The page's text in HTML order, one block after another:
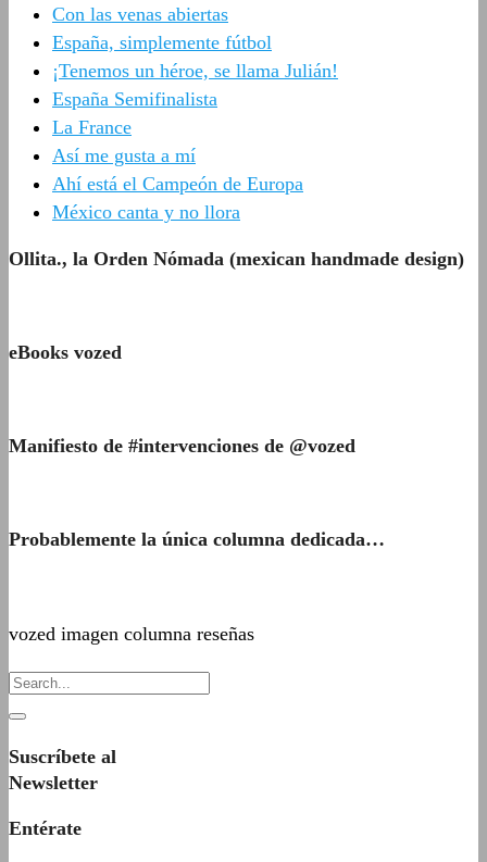
Con las venas abiertas
España, simplemente fútbol
¡Tenemos un héroe, se llama Julián!
España Semifinalista
La France
Así me gusta a mí
Ahí está el Campeón de Europa
México canta y no llora
Ollita., la Orden Nómada (mexican handmade design)
eBooks vozed
Manifiesto de #intervenciones de @vozed
Probablemente la única columna dedicada…
vozed imagen columna reseñas
Suscríbete al
Newsletter
Entérate